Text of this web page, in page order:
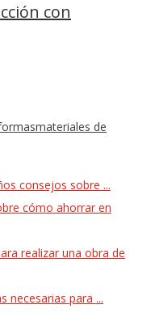
con
materiales de
consejos sobre ...
necesarias para ...